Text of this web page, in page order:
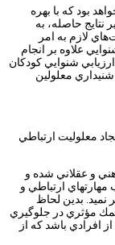
بود كه با بهره
نتايج حاصله، به
لازم به امر
علاوه بر انجام
شنوايي كودكان
معلولين
معلوليت ارتباطي
و عقلاني شده و
ارتباطي و
نميد. بدين لحاظ
مؤثري در جلوگيري
افرادي باشد كه از